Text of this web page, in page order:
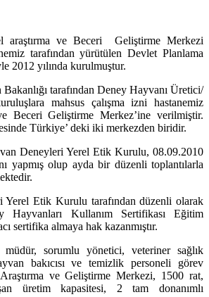
ve Beceri Geliştirme Merkezi
tarafından yürütülen Devlet Planlama
2012 yılında kurulmuştur.
tarafından Deney Hayvanı Üretici/
mahsus çalışma izni hastanemiz
Beceri Geliştirme Merkez’ine verilmiştir.
Türkiye’ deki iki merkezden biridir.
Deneyleri Yerel Etik Kurulu, 08.09.2010
yapmış olup ayda bir düzenli toplantılarla
Etik Kurulu tarafından düzenli olarak
Hayvanları Kullanım Sertifikası Eğitim
sertifika almaya hak kazanmıştır.
sorumlu yönetici, veteriner sağlık
bakıcısı ve temizlik personeli görev
ve Geliştirme Merkezi, 1500 rat,
üretim kapasitesi, 2 tam donanımlı